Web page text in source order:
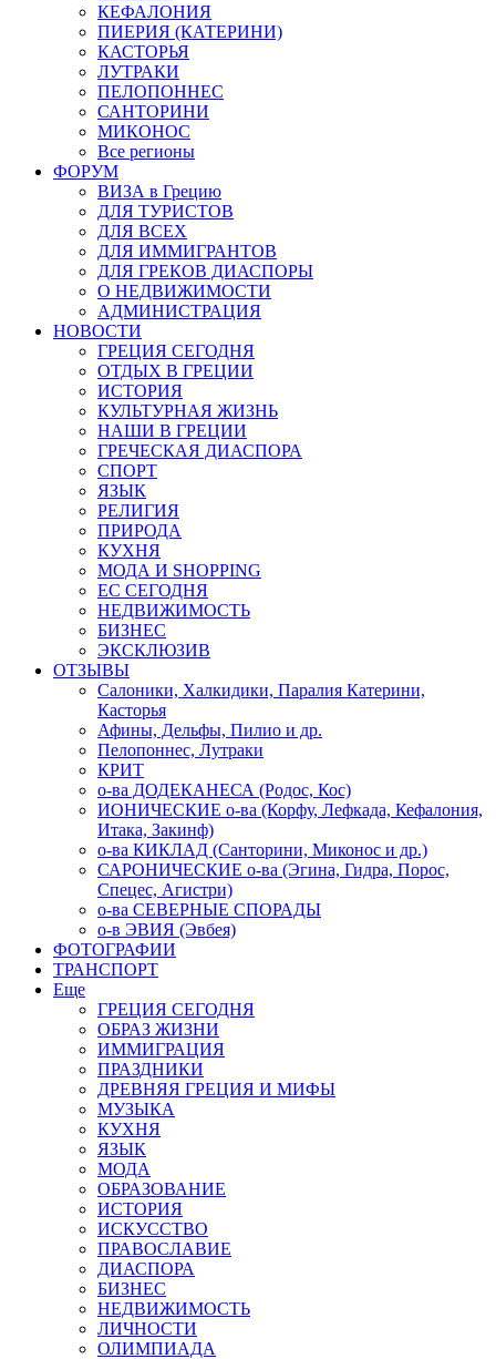
КЕФАЛОНИЯ
ПИЕРИЯ (КАТЕРИНИ)
КАСТОРЬЯ
ЛУТРАКИ
ПЕЛОПОННЕС
САНТОРИНИ
МИКОНОС
Все регионы
ФОРУМ
ВИЗА в Грецию
ДЛЯ ТУРИСТОВ
ДЛЯ ВСЕХ
ДЛЯ ИММИГРАНТОВ
ДЛЯ ГРЕКОВ ДИАСПОРЫ
О НЕДВИЖИМОСТИ
АДМИНИСТРАЦИЯ
НОВОСТИ
ГРЕЦИЯ СЕГОДНЯ
ОТДЫХ В ГРЕЦИИ
ИСТОРИЯ
КУЛЬТУРНАЯ ЖИЗНЬ
НАШИ В ГРЕЦИИ
ГРЕЧЕСКАЯ ДИАСПОРА
СПОРТ
ЯЗЫК
РЕЛИГИЯ
ПРИРОДА
КУХНЯ
МОДА И SHOPPING
ЕС СЕГОДНЯ
НЕДВИЖИМОСТЬ
БИЗНЕС
ЭКСКЛЮЗИВ
ОТЗЫВЫ
Салоники, Халкидики, Паралия Катерини,
Касторья
Афины, Дельфы, Пилио и др.
Пелопоннес, Лутраки
КРИТ
о-ва ДОДЕКАНЕСА (Родос, Кос)
ИОНИЧЕСКИЕ о-ва (Корфу, Лефкада, Кефалония,
Итака, Закинф)
о-ва КИКЛАД (Санторини, Миконос и др.)
САРОНИЧЕСКИЕ о-ва (Эгина, Гидра, Порос,
Спецес, Агистри)
о-ва СЕВЕРНЫЕ СПОРАДЫ
о-в ЭВИЯ (Эвбея)
ФОТОГРАФИИ
ТРАНСПОРТ
Еще
ГРЕЦИЯ СЕГОДНЯ
ОБРАЗ ЖИЗНИ
ИММИГРАЦИЯ
ПРАЗДНИКИ
ДРЕВНЯЯ ГРЕЦИЯ И МИФЫ
МУЗЫКА
КУХНЯ
ЯЗЫК
МОДА
ОБРАЗОВАНИЕ
ИСТОРИЯ
ИСКУССТВО
ПРАВОСЛАВИЕ
ДИАСПОРА
БИЗНЕС
НЕДВИЖИМОСТЬ
ЛИЧНОСТИ
ОЛИМПИАДА